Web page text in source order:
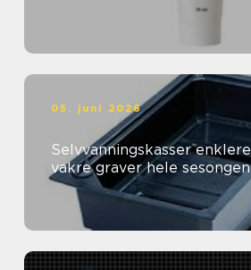
05. juni 2026
Selvvanningskasser enklere stell og
vakre graver hele sesongen